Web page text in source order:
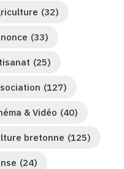
(32)
(33)
(25)
(127)
& Vidéo (40)
bretonne (125)
(24)